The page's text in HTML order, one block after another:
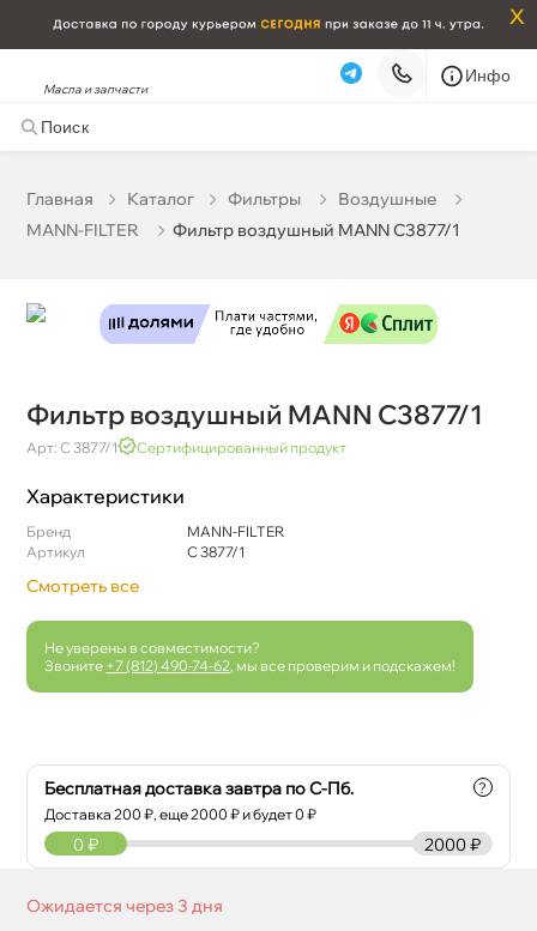
x
Масла и запчасти
Инфо
Главная Катало Фильтры
оздушные
MANN-FILTER
Фильтр воздушный MANN C3877/1
Фильтр воздушный MANN C3877/1
Арт: C 3877/1 Сертифицированный продукт
Характеристики
Бренд
MANN-FILTER
Артикул
C 3877/1
Смотреть все
Не уверены в совместимости?
Звоните +7 (812) 490-74-62 , мы все проверим и подскажем!
Бесплатная доставка завтра по С-Пб.
Доставка200 ₽, еще2000 ₽ и будет 0 ₽
?
2000 ₽
0 ₽
Ожидается через 3 дня
Самовывоз